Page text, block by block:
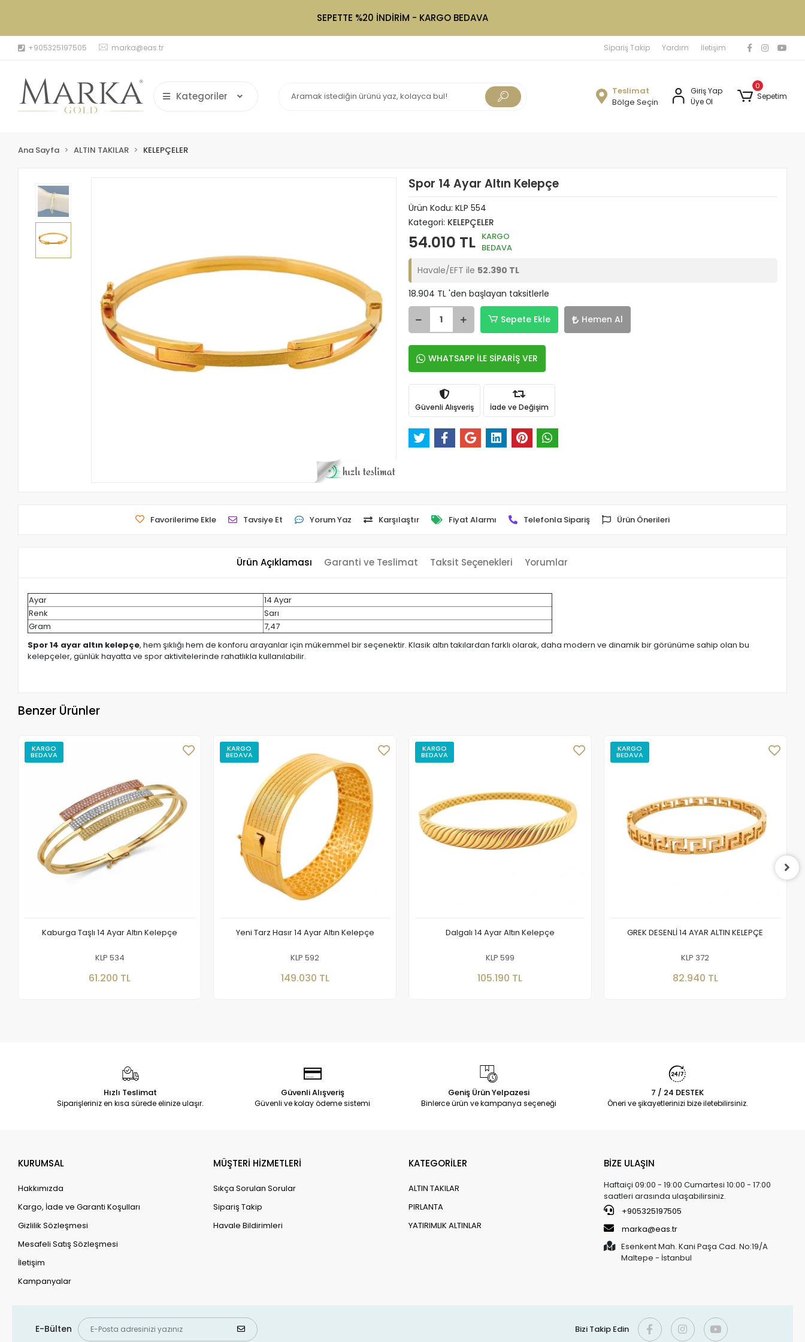
SEPETTE %20 İNDİRİM - KARGO BEDAVA
+905325197505 marka@eas.tr Sipariş Takip Yardım İletişim
Kategoriler
Teslimat
Bölge Seçin
Giriş Yap
Üye Ol
0
Sepetim
Ana Sayfa ALTIN TAKILAR KELEPÇELER
Spor 14 Ayar Altın Kelepçe
Ürün Kodu: KLP 554
Kategori: KELEPÇELER
54.010 TL KARGO
BEDAVA
Havale/EFT ile 52.390 TL
18.904 TL 'den başlayan taksitlerle
Sepete Ekle Hemen Al
WHATSAPP İLE SİPARİŞ VER
Güvenli Alışveriş İade ve Değişim
Favorilerime Ekle Tavsiye Et Yorum Yaz Karşılaştır Fiyat Alarmı Telefonla Sipariş Ürün Önerileri
Ürün Açıklaması Garanti ve Teslimat Taksit Seçenekleri Yorumlar
Ayar
14 Ayar
Renk
Sarı
Gram
7,47
Spor 14 ayar altın kelepçe, hem şıklığı hem de konforu arayanlar için mükemmel bir seçenektir. Klasik altın takılardan farklı olarak, daha modern ve dinamik bir görünüme sahip olan bu
kelepçeler, günlük hayatta ve spor aktivitelerinde rahatlıkla kullanılabilir.
Benzer Ürünler
KARGO
BEDAVA
Kaburga Taşlı 14 Ayar Altın Kelepçe
KLP 534
61.200 TL
KARGO
BEDAVA
Yeni Tarz Hasır 14 Ayar Altın Kelepçe
KLP 592
149.030 TL
KARGO
BEDAVA
Dalgalı 14 Ayar Altın Kelepçe
KLP 599
105.190 TL
KARGO
BEDAVA
GREK DESENLİ 14 AYAR ALTIN KELEPÇE
KLP 372
82.940 TL
Hızlı Teslimat
Siparişleriniz en kısa sürede elinize ulaşır.
Güvenli Alışveriş
Güvenli ve kolay ödeme sistemi
Geniş Ürün Yelpazesi
Binlerce ürün ve kampanya seçeneği
7 / 24 DESTEK
Öneri ve şikayetlerinizi bize iletebilirsiniz.
KURUMSAL
Hakkımızda
Kargo, İade ve Garanti Koşulları
Gizlilik Sözleşmesi
Mesafeli Satış Sözleşmesi
İletişim
Kampanyalar
MÜŞTERİ HİZMETLERİ
Sıkça Sorulan Sorular
Sipariş Takip
Havale Bildirimleri
KATEGORİLER
ALTIN TAKILAR
PIRLANTA
YATIRIMLIK ALTINLAR
BİZE ULAŞIN
Haftaiçi 09:00 - 19:00 Cumartesi 10:00 - 17:00
saatleri arasında ulaşabilirsiniz.
+905325197505
marka@eas.tr
Esenkent Mah. Kani Paşa Cad. No:19/A
Maltepe - İstanbul
E-Bülten Bizi Takip Edin